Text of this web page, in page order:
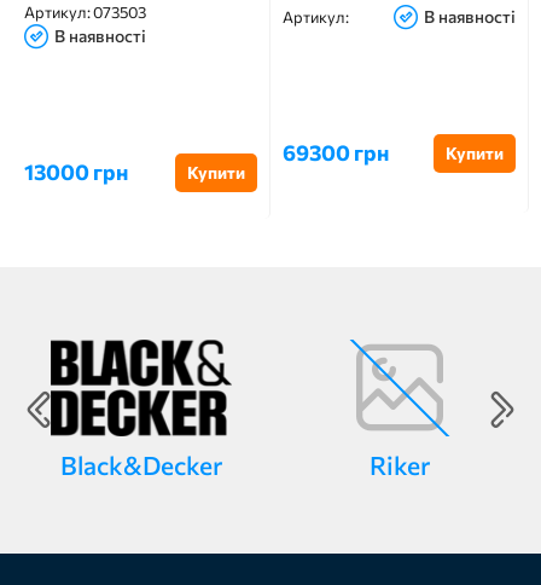
Артикул:073503
В наявності
13000 грн Купити
Артикул: В наявності
69300 грн Купити
Black&Decker Riker